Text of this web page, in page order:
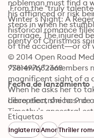
nobleman must find a
his affianced or risk
steps in when he
carriage. The injured
of the accident—or of
“Serenity”
magnificent sight of a
When he asks her to
deception, she has no
Timothy’s ancestral
nobleman who woos
can never wed. As the
From the “truly
Winter’s Night: A
historical romance
plenty of Christmas
© 2014 Open Road
9781497682368
Fecha de lanzamiento
Libro electrónico: 9 de
Etiquetas
InglaterraAmorThriller